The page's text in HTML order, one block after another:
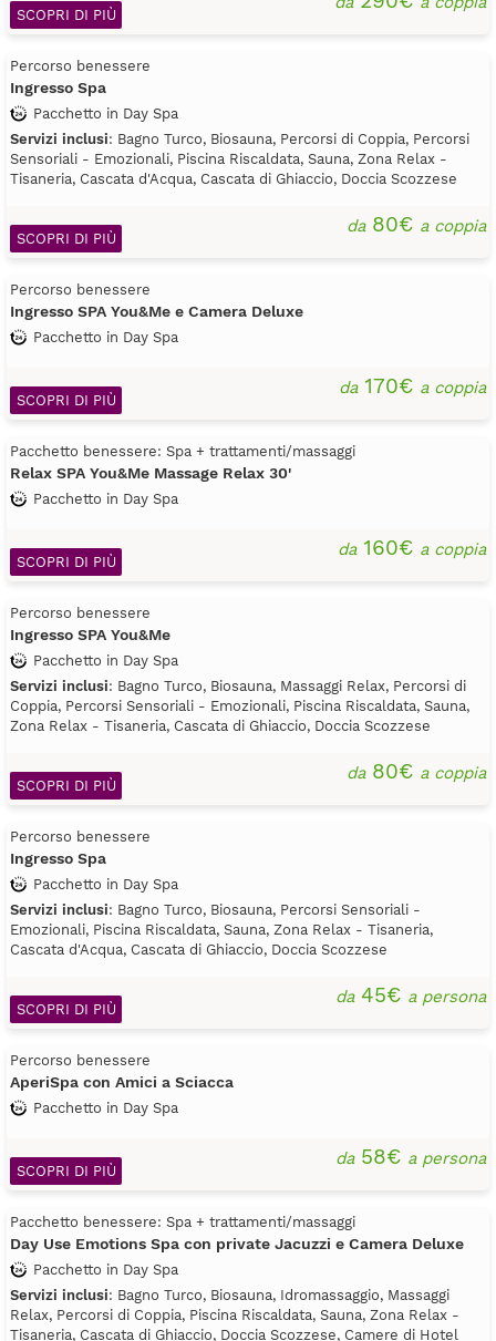
SCOPRI DI PIÙ
Percorso benessere
Ingresso Spa
Pacchetto in Day Spa
Servizi inclusi: Bagno Turco, Biosauna, Percorsi di Coppia, Percorsi
Sensoriali - Emozionali, Piscina Riscaldata, Sauna, Zona Relax -
Tisaneria, Cascata d'Acqua, Cascata di Ghiaccio, Doccia Scozzese
da80€ a coppia
SCOPRI DI PIÙ
Percorso benessere
Ingresso SPA You&Me e Camera Deluxe
Pacchetto in Day Spa
da170€ a coppia
SCOPRI DI PIÙ
Pacchetto benessere: Spa + trattamenti/massaggi
Relax SPA You&Me Massage Relax 30'
Pacchetto in Day Spa
da160€ a coppia
SCOPRI DI PIÙ
Percorso benessere
Ingresso SPA You&Me
Pacchetto in Day Spa
Servizi inclusi: Bagno Turco, Biosauna, Massaggi Relax, Percorsi di
Coppia, Percorsi Sensoriali - Emozionali, Piscina Riscaldata, Sauna,
Zona Relax - Tisaneria, Cascata di Ghiaccio, Doccia Scozzese
da80€ a coppia
SCOPRI DI PIÙ
Percorso benessere
Ingresso Spa
Pacchetto in Day Spa
Servizi inclusi: Bagno Turco, Biosauna, Percorsi Sensoriali -
Emozionali, Piscina Riscaldata, Sauna, Zona Relax - Tisaneria,
Cascata d'Acqua, Cascata di Ghiaccio, Doccia Scozzese
da45€ a persona
SCOPRI DI PIÙ
Percorso benessere
AperiSpa con Amici a Sciacca
Pacchetto in Day Spa
da58€ a persona
SCOPRI DI PIÙ
Pacchetto benessere: Spa + trattamenti/massaggi
Day Use Emotions Spa con private Jacuzzi e Camera Deluxe
Pacchetto in Day Spa
Servizi inclusi: Bagno Turco, Biosauna, Idromassaggio, Massaggi
Relax, Percorsi di Coppia, Piscina Riscaldata, Sauna, Zona Relax -
Tisaneria, Cascata di Ghiaccio, Doccia Scozzese, Camere di Hotel